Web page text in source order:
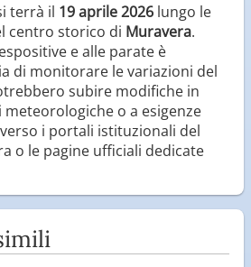
terrà il 19 aprile 2026 lungo le
centro storico di Muravera.
e alle parate è
di monitorare le variazioni del
subire modifiche in
o a esigenze
i portali istituzionali del
o le pagine ufficiali dedicate